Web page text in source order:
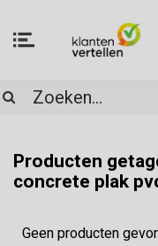
Producten
concrete plak
Geen producten